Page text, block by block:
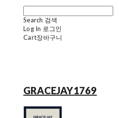
Search 검색
Log In 로그인
Cart장바구니
GRACEJAY1769